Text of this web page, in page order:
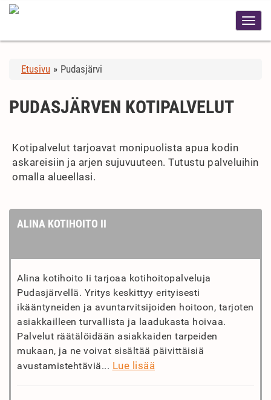
Etusivu » Pudasjärvi
PUDASJÄRVEN KOTIPALVELUT
Kotipalvelut tarjoavat monipuolista apua kodin
askareisiin ja arjen sujuvuuteen. Tutustu palveluihin
omalla alueellasi.
ALINA KOTIHOITO II
Alina kotihoito Ii tarjoaa kotihoitopalveluja
Pudasjärvellä. Yritys keskittyy erityisesti
ikääntyneiden ja avuntarvitsijoiden hoitoon, tarjoten
asiakkailleen turvallista ja laadukasta hoivaa.
Palvelut räätälöidään asiakkaiden tarpeiden
mukaan, ja ne voivat sisältää päivittäisiä
avustamistehtäviä... Lue lisää